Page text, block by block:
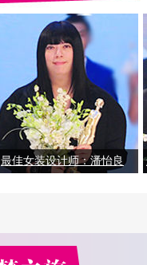
最佳女装设计师：潘怡良